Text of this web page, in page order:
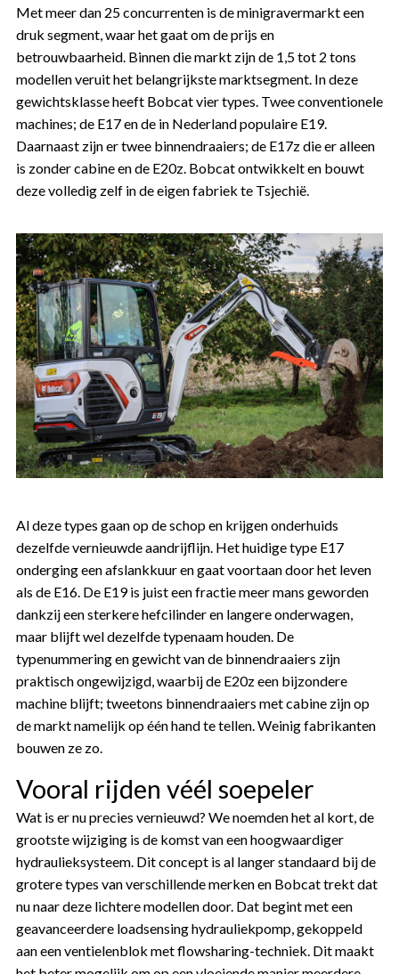
Met meer dan 25 concurrenten is de minigravermarkt een
druk segment, waar het gaat om de prijs en
betrouwbaarheid. Binnen die markt zijn de 1,5 tot 2 tons
modellen veruit het belangrijkste marktsegment. In deze
gewichtsklasse heeft Bobcat vier types. Twee conventionele
machines; de E17 en de in Nederland populaire E19.
Daarnaast zijn er twee binnendraaiers; de E17z die er alleen
is zonder cabine en de E20z. Bobcat ontwikkelt en bouwt
deze volledig zelf in de eigen fabriek te Tsjechië.
Al deze types gaan op de schop en krijgen onderhuids
dezelfde vernieuwde aandrijflijn. Het huidige type E17
onderging een afslankkuur en gaat voortaan door het leven
als de E16. De E19 is juist een fractie meer mans geworden
dankzij een sterkere hefcilinder en langere onderwagen,
maar blijft wel dezelfde typenaam houden. De
typenummering en gewicht van de binnendraaiers zijn
praktisch ongewijzigd, waarbij de E20z een bijzondere
machine blijft; tweetons binnendraaiers met cabine zijn op
de markt namelijk op één hand te tellen. Weinig fabrikanten
bouwen ze zo.
Vooral rijden véél soepeler
Wat is er nu precies vernieuwd? We noemden het al kort, de
grootste wijziging is de komst van een hoogwaardiger
hydraulieksysteem. Dit concept is al langer standaard bij de
grotere types van verschillende merken en Bobcat trekt dat
nu naar deze lichtere modellen door. Dat begint met een
geavanceerdere loadsensing hydrauliekpomp, gekoppeld
aan een ventielenblok met flowsharing-techniek. Dit maakt